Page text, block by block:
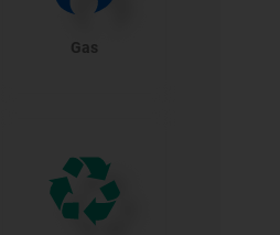
Gas